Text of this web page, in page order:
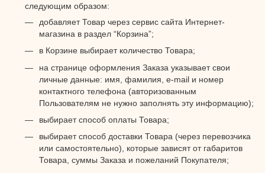
следующим образом:
добавляет Товар через сервис сайта Интернет-
магазина в раздел “Корзина”;
в Корзине выбирает количество Товара;
на странице оформления Заказа указывает свои
личные данные: имя, фамилия, e-mail и номер
контактного телефона (авторизованным
Пользователям не нужно заполнять эту информацию);
выбирает способ оплаты Товара;
выбирает способ доставки Товара (через перевозчика
или самостоятельно), которые зависят от габаритов
Товара, суммы Заказа и пожеланий Покупателя;